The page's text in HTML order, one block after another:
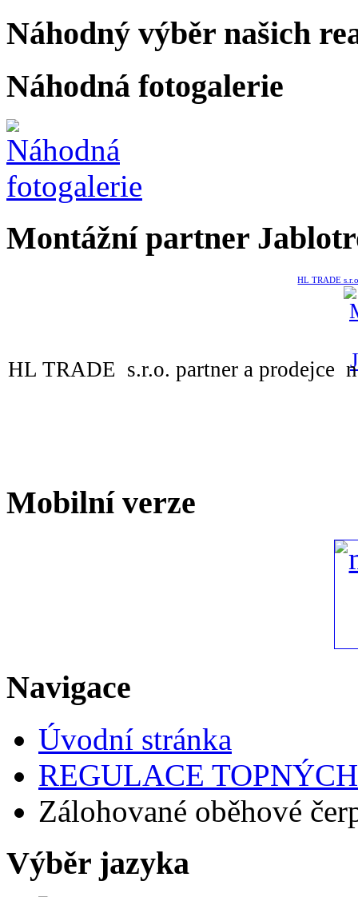
Náhodný výběr našich
Náhodná fotogalerie
Montážní partner
HL TRADE
HL TRADE s.r.o. partner a prodejce
Mobilní verze
Navigace
Úvodní stránka
REGULACE
Zálohované oběhové
Výběr jazyka